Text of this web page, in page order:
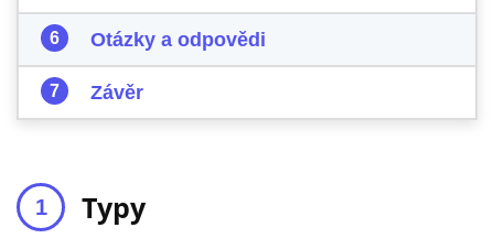
Otázky a odpovědi
Závěr
Typy